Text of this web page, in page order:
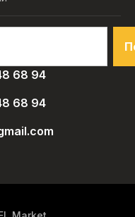
68 94
68 94